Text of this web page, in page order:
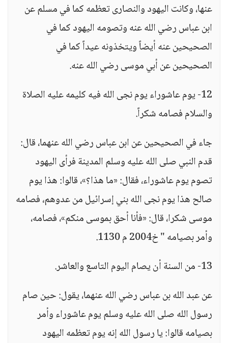
عنها، وكانت اليهود والنصارى تعظمه كما في مسلم عن
ابن عباس رضي الله عنه وتصومه اليهود كما في
الصحيحين عنه أيضاً ويتخذونه عيداً كما في
الصحيحين عن أبي موسى رضي الله عنه.
12- يوم عاشوراء يوم نجى الله فيه كليمه عليه الصلاة
والسلام فصامه شكراً.
جاء في الصحيحين عن ابن عباس رضي الله عنهما، قال:
قدم النبي صلى الله عليه وسلم المدينة فرأى اليهود
تصوم يوم عاشوراء، فقال: «ما هذا؟»، قالوا: هذا يوم
صالح هذا يوم نجى الله بني إسرائيل من عدوهم، فصامه
موسى شكرا، قال: «فأنا أحق بموسى منكم»، فصامه،
وأمر بصيامه " خ2004 م 1130.
13- من السنة أن يصام اليوم التاسع والعاشر.
عن عبد الله بن عباس رضي الله عنهما، يقول: حين صام
رسول الله صلى الله عليه وسلم يوم عاشوراء وأمر
بصيامه قالوا: يا رسول الله إنه يوم تعظمه اليهود